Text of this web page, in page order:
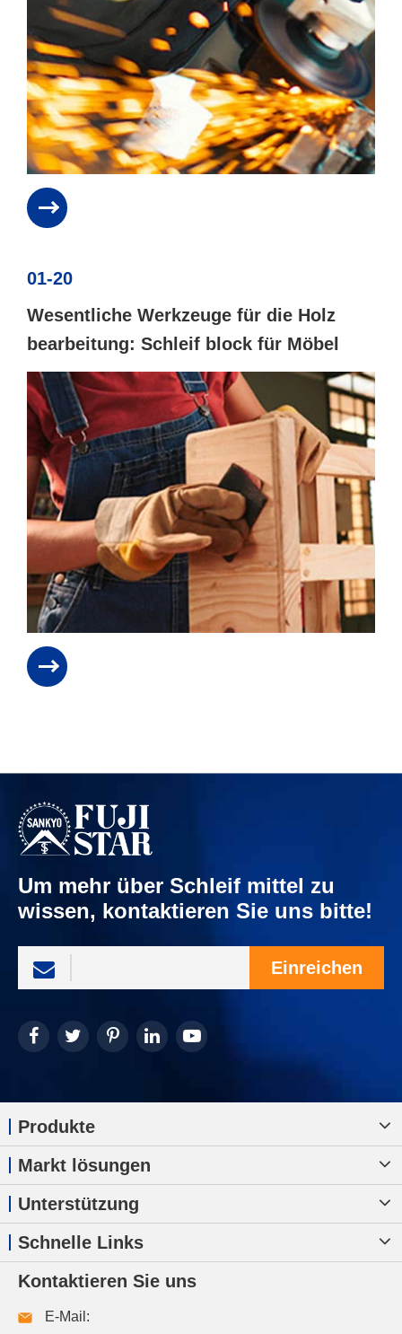
01-20
Wesentliche Werkzeuge für die Holz
bearbeitung: Schleif block für Möbel
Um mehr über Schleif mittel zu
wissen, kontaktieren Sie uns bitte!
Einreichen
Produkte
Markt lösungen
Unterstützung
Schnelle Links
Kontaktieren Sie uns
E-Mail: